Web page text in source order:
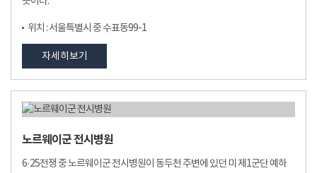
위치 : 서울특별시 중 수표동99-1
자세히보기
노르웨이군 전시병원
6·25전쟁 중 노르웨이군 전시병원이 동두천 주변에 있던 미 제1군단 예하